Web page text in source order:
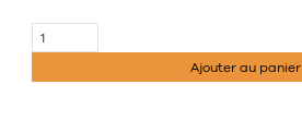
Ajouter au panier